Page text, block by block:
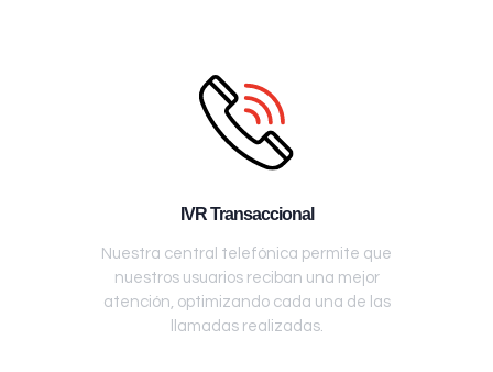
IVR Transaccional
Nuestra central telefónica permite que
nuestros usuarios reciban una mejor
atención, optimizando cada una de las
llamadas realizadas.